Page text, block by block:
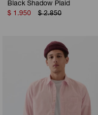
Black Shadow Plaid
$ 1.950 $ 2.850